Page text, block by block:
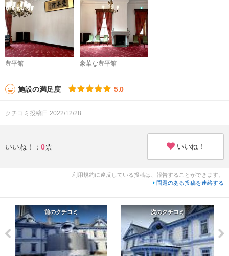
豊平館 豪華な豊平館
施設の満足度 5.0
クチコミ投稿日:2022/12/28
いいね！： 0票 いいね！
利用規約に違反している投稿は、報告することができます。
問題のある投稿を連絡する
前のクチコミ 次のクチコミ